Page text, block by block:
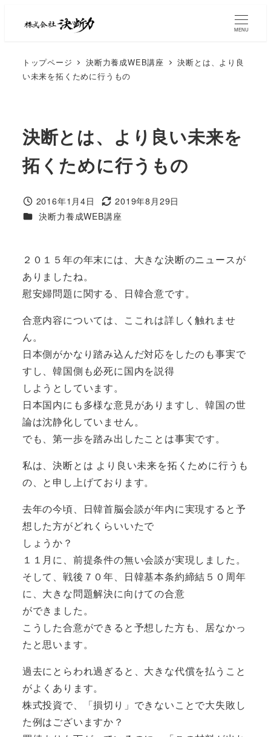
MENU
トップページ 決断力養成WEB講座
決断とは、より良
い未来を拓くために行うもの
決断とは、より良い未来を
拓くために行うもの
2016年1月4日
2019年8月29日
決断力養成WEB講座
２０１５年の年末には、大きな決断のニュースが
ありましたね。
慰安婦問題に関する、日韓合意です。
合意内容については、ここれは詳しく触れませ
ん。
日本側がかなり踏み込んだ対応をしたのも事実で
すし、韓国側も必死に国内を説得
しようとしています。
日本国内にも多様な意見がありますし、韓国の世
論は沈静化していません。
でも、第一歩を踏み出したことは事実です。
私は、決断とは より良い未来を拓くために行うも
の、と申し上げております。
去年の今頃、日韓首脳会談が年内に実現すると予
想した方がどれくらいいたで
しょうか？
１１月に、前提条件の無い会談が実現しました。
そして、戦後７０年、日韓基本条約締結５０周年
に、大きな問題解決に向けての合意
ができました。
こうした合意ができると予想した方も、居なかっ
たと思います。
過去にとらわれ過ぎると、大きな代償を払うこと
がよくあります。
株式投資で、「損切り」できないことで大失敗し
た例はございますか？